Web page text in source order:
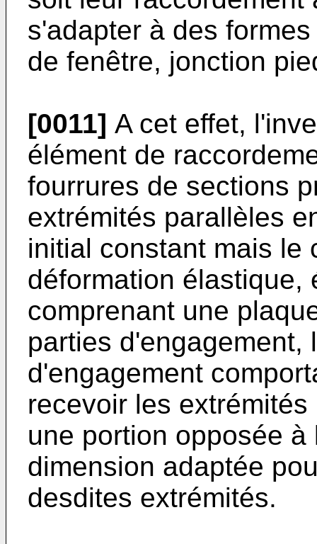
s'adapter à des
de fenêtre, jonction
[0011] A cet effet,
élément de
fourrures de sections
extrémités parallèles
initial constant mais le
déformation élastique,
comprenant une
parties d'engagement,
d'engagement
recevoir les
une portion opposée
dimension adaptée
desdites extrémités.